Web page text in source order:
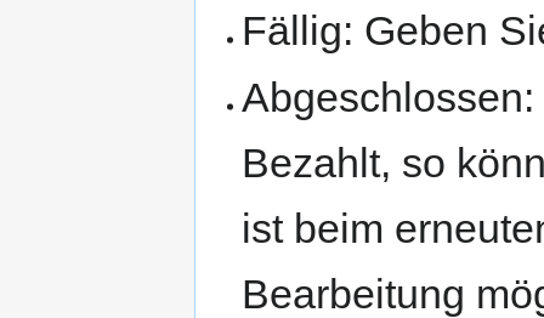
Fällig: Geben
Bezahlt, so
ist beim
Bearbeitung